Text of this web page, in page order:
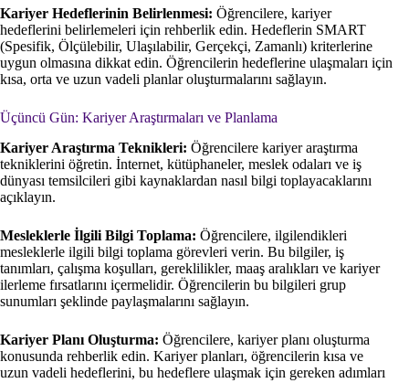
Kariyer Hedeflerinin Belirlenmesi: Öğrencilere, kariyer
hedeflerini belirlemeleri için rehberlik edin. Hedeflerin SMART
(Spesifik, Ölçülebilir, Ulaşılabilir, Gerçekçi, Zamanlı) kriterlerine
uygun olmasına dikkat edin. Öğrencilerin hedeflerine ulaşmaları için
kısa, orta ve uzun vadeli planlar oluşturmalarını sağlayın.
Üçüncü Gün: Kariyer Araştırmaları ve Planlama
Kariyer Araştırma Teknikleri: Öğrencilere kariyer araştırma
tekniklerini öğretin. İnternet, kütüphaneler, meslek odaları ve iş
dünyası temsilcileri gibi kaynaklardan nasıl bilgi toplayacaklarını
açıklayın.
Mesleklerle İlgili Bilgi Toplama: Öğrencilere, ilgilendikleri
mesleklerle ilgili bilgi toplama görevleri verin. Bu bilgiler, iş
tanımları, çalışma koşulları, gereklilikler, maaş aralıkları ve kariyer
ilerleme fırsatlarını içermelidir. Öğrencilerin bu bilgileri grup
sunumları şeklinde paylaşmalarını sağlayın.
Kariyer Planı Oluşturma: Öğrencilere, kariyer planı oluşturma
konusunda rehberlik edin. Kariyer planları, öğrencilerin kısa ve
uzun vadeli hedeflerini, bu hedeflere ulaşmak için gereken adımları